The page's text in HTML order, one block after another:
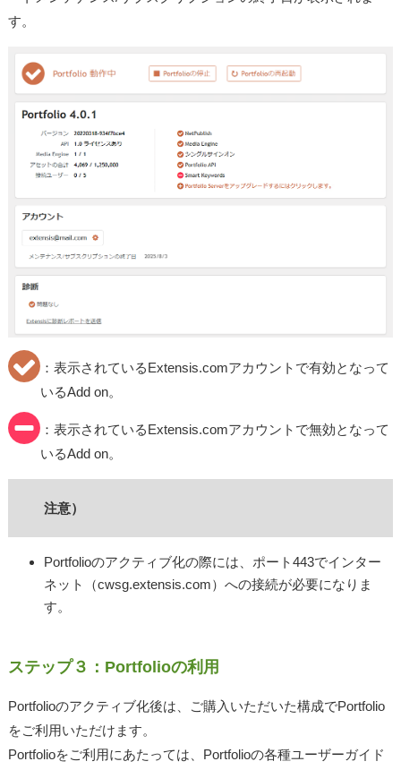
す。
：表示されているExtensis.comアカウントで有効となって
いるAdd on。
：表示されているExtensis.comアカウントで無効となって
いるAdd on。
注意）
Portfolioのアクティブ化の際には、ポート443でインター
ネット（cwsg.extensis.com）への接続が必要になりま
す。
ステップ３：Portfolioの利用
Portfolioのアクティブ化後は、ご購入いただいた構成でPortfolio
をご利用いただけます。
Portfolioをご利用にあたっては、Portfolioの各種ユーザーガイド